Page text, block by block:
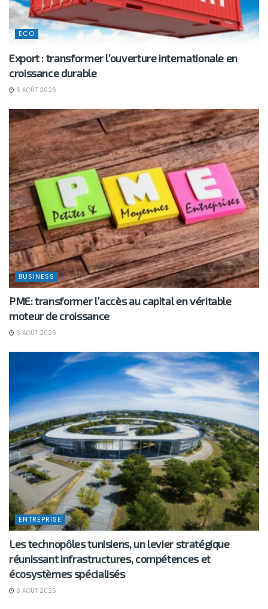
ECO
Export : transformer l’ouverture internationale en
croissance durable
6 AOÛT 2026
BUSINESS
PME: transformer l’accès au capital en véritable
moteur de croissance
6 AOÛT 2026
ENTREPRISE
Les technopôles tunisiens, un levier stratégique
réunissant infrastructures, compétences et
écosystèmes spécialisés
6 AOÛT 2026